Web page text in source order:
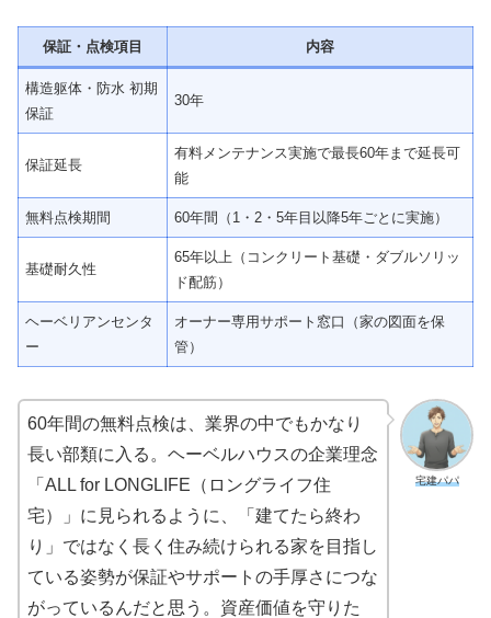
保証・点検項目 内容
構造躯体・防水 初期
保証
30年
保証延長
有料メンテナンス実施で最長60年まで延長可
能
無料点検期間 60年間（1・2・5年目以降5年ごとに実施）
基礎耐久性
65年以上（コンクリート基礎・ダブルソリッ
ド配筋）
ヘーベリアンセンタ
ー
オーナー専用サポート窓口（家の図面を保
管）
宅建パパ
60年間の無料点検は、業界の中でもかなり
長い部類に入る。ヘーベルハウスの企業理念
「ALL for LONGLIFE（ロングライフ住
宅）」に見られるように、「建てたら終わ
り」ではなく長く住み続けられる家を目指し
ている姿勢が保証やサポートの手厚さにつな
がっているんだと思う。資産価値を守りた